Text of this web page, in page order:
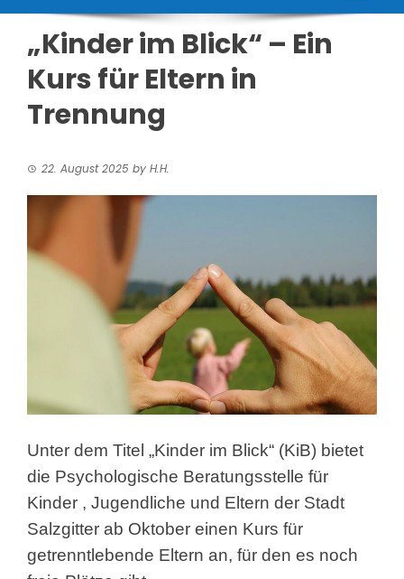
„Kinder im Blick“ – Ein
Kurs für Eltern in
Trennung
22. August 2025 by H.H.
Unter dem Titel „Kinder im Blick“ (KiB) bietet
die Psychologische Beratungsstelle für
Kinder , Jugendliche und Eltern der Stadt
Salzgitter ab Oktober einen Kurs für
getrenntlebende Eltern an, für den es noch